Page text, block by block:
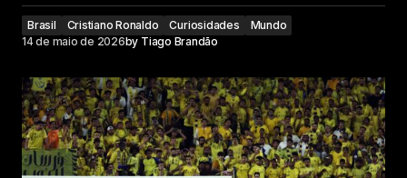
Brasil Cristiano Ronaldo Curiosidades
Mundo
14 de maio de 2026by Tiago Brandão